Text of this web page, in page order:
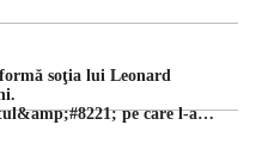
soţia lui Leonard
pe care l-a